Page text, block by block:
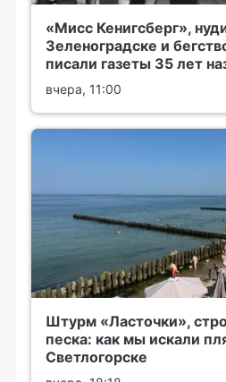
«Мисс Кенигсберг»,
Зеленоградске и
писали газеты 35 лет
вчера, 11:00
Штурм «Ласточки»,
песка: как мы искали
Светлогорске